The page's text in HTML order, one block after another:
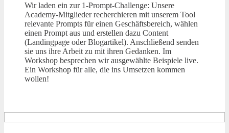
Wir laden ein zur 1-Prompt-Challenge: Unsere
Academy-Mitglieder recherchieren mit unserem Tool
relevante Prompts für einen Geschäftsbereich, wählen
einen Prompt aus und erstellen dazu Content
(Landingpage oder Blogartikel). Anschließend senden
sie uns ihre Arbeit zu mit ihren Gedanken. Im
Workshop besprechen wir ausgewählte Beispiele live.
Ein Workshop für alle, die ins Umsetzen kommen
wollen!